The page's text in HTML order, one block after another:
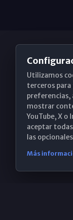
Utilizamos
terceros
preferencias,
mostrar
YouTube, X o
aceptar
las
Más